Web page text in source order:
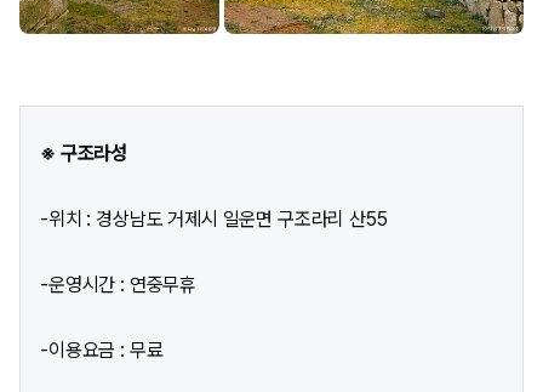
※ 구조라성
-위치 : 경상남도 거제시 일운면 구조라리 산55
-운영시간 : 연중무휴
-이용요금 : 무료